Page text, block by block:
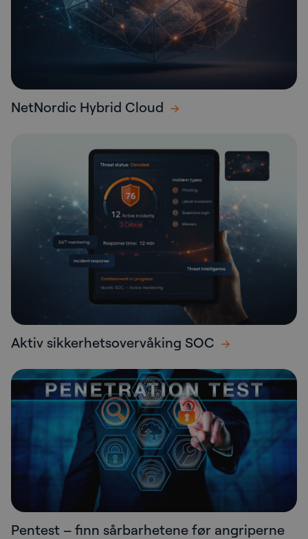
NetNordic Hybrid Cloud
Aktiv sikkerhetsovervåking SOC
Pentest – finn sårbarhetene før angriperne